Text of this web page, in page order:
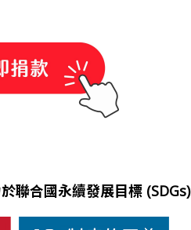
聯合國永續發展目標 (SDGs)